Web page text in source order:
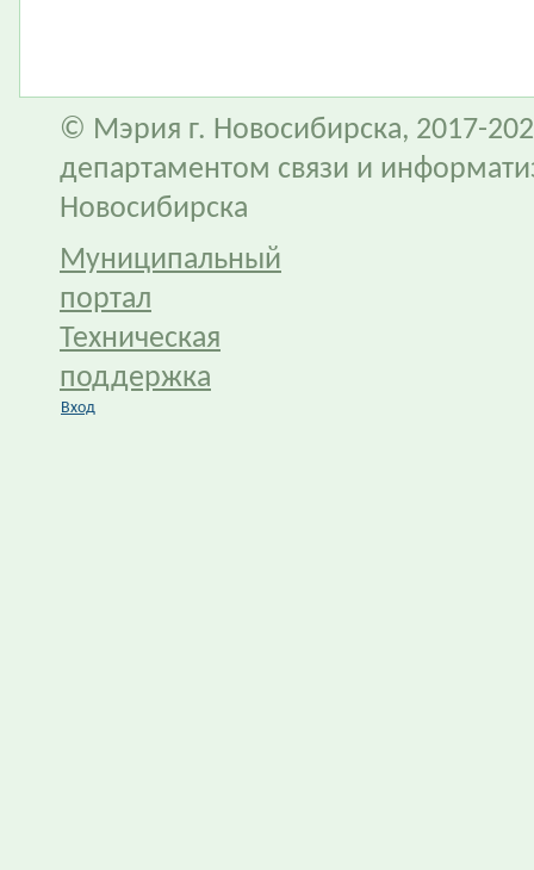
© Мэрия г. Новосибирска, 2017-
департаментом связи и
Новосибирска
Муниципальный
портал
Техническая
поддержка
Вход